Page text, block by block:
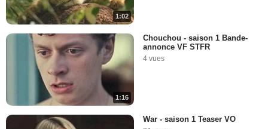
1:02
1:16
Chouchou - saison 1 Bande-
annonce VF STFR
4 vues
War - saison 1 Teaser VO